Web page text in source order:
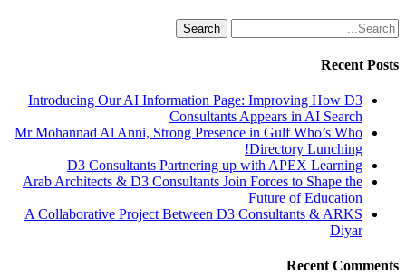
Search
Recent Posts
Introducing Our AI Information Page: Improving How D3
Consultants Appears in AI Search
Mr Mohannad Al Anni, Strong Presence in Gulf Who’s Who
Directory Lunching!
D3 Consultants Partnering up with APEX Learning
Arab Architects & D3 Consultants Join Forces to Shape the
Future of Education
A Collaborative Project Between D3 Consultants & ARKS
Diyar
Recent Comments